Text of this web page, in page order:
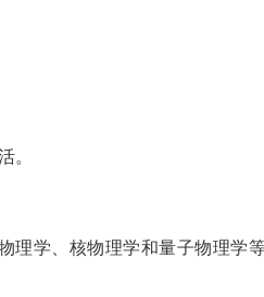
。
学、核物理学和量子物理学等